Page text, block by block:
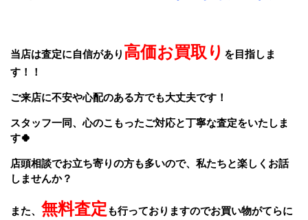
当店は査定に自信があり 高価お買取り を目指しま
す！！
ご来店に不安や心配のある方でも大丈夫です！
スタッフ一同、心のこもったご対応と丁寧な査定をいたしま
す🍀
店頭相談でお立ち寄りの方も多いので、私たちと楽しくお話
しませんか？
また、 無料査定も行っておりますのでお買い物がてらに